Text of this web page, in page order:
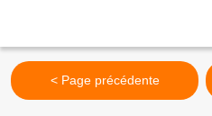
< Page précédente